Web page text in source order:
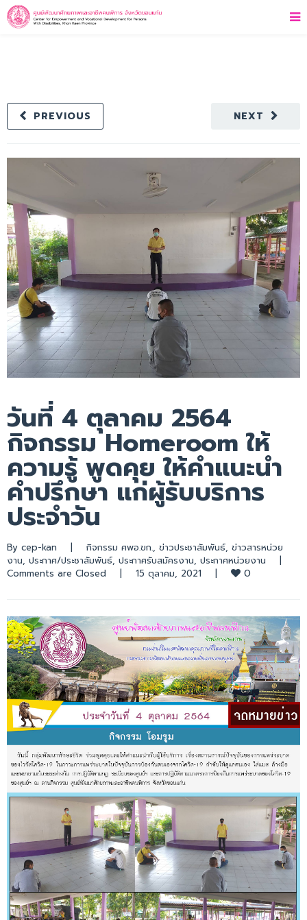
NEXT
PREVIOUS
วันที่ 4 ตุลาคม 2564
กิจกรรม Homeroom ให้
ความรู้ พูดคุย ให้คำแนะนำ
คำปรึกษา แก่ผู้รับบริการ
ประจำวัน
By cep-kan | กิจกรรม ศพอ.ขก., ข่าวประชาสัมพันธ์, ข่าวสารหน่วย
งาน, ประกาศ/ประชาสัมพันธ์, ประกาศรับสมัครงาน, ประกาศหน่วยงาน
|
Comments are Closed
| 15 ตุลาคม, 2021 | 0